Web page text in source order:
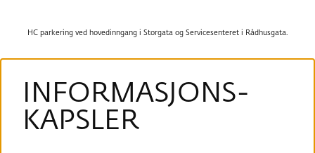
HC parkering ved hovedinngang i Storgata og Servicesenteret i Rådhusgata.
Personvernerklæring
INFORMASJONS­
KAPSLER